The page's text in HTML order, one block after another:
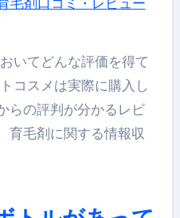
コスメは実際に購入し
らの評判が分かるレビ
育毛剤に関する情報収